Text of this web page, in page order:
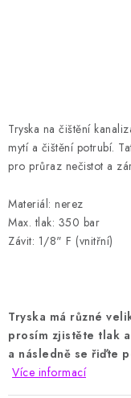
Tryska na čištění
mytí a čištění potrubí.
pro průraz nečistot a
Materiál: nerez
Max. tlak: 350 bar
Závit: 1/8" F (vnitřní)
Tryska má různé
prosím zjistěte tlak
a následně se řiďte
Více informací